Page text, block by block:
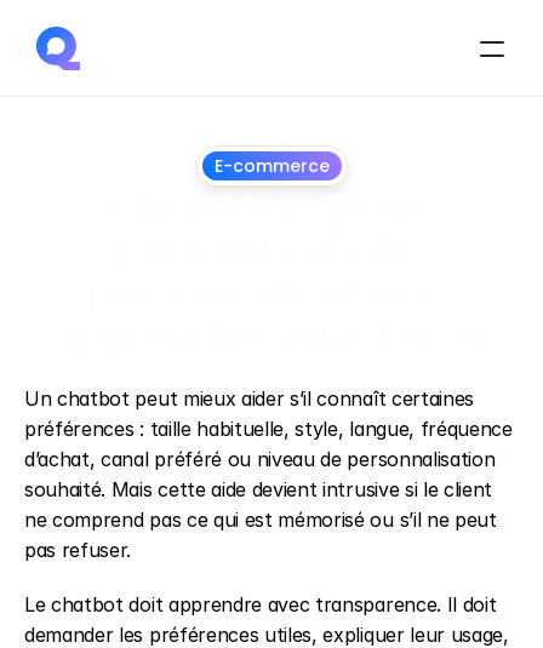
E-commerce
Un chatbot peut mieux aider s’il connaît certaines
préférences : taille habituelle, style, langue, fréquence
d’achat, canal préféré ou niveau de personnalisation
souhaité. Mais cette aide devient intrusive si le client
ne comprend pas ce qui est mémorisé ou s’il ne peut
pas refuser.
Le chatbot doit apprendre avec transparence. Il doit
demander les préférences utiles, expliquer leur usage,